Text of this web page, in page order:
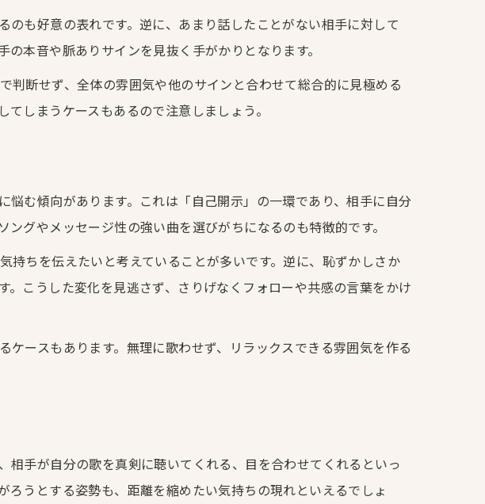
まる理由
まる瞬間
恋愛戦略
理的駆け引き
緊張と期待
心理的背景
心理を分析
恋心の関係
にある本音
理的特徴
も好意の表れです。逆に、あまり話したことがない相手に対して
本音や脈ありサインを見抜く手がかりとなります。
断せず、全体の雰囲気や他のサインと合わせて総合的に見極める
しまうケースもあるので注意しましょう。
む傾向があります。これは「自己開示」の一環であり、相手に自分
グやメッセージ性の強い曲を選びがちになるのも特徴的です。
ちを伝えたいと考えていることが多いです。逆に、恥ずかしさか
こうした変化を見逃さず、さりげなくフォローや共感の言葉をかけ
ースもあります。無理に歌わせず、リラックスできる雰囲気を作る
手が自分の歌を真剣に聴いてくれる、目を合わせてくれるといっ
うとする姿勢も、距離を縮めたい気持ちの現れといえるでしょ